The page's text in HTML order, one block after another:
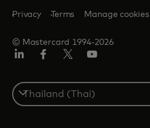
© Mastercard 1994-2026
Privacy Terms Manage cookies
Select
a
country
เตอร์/
เอ็กซ์